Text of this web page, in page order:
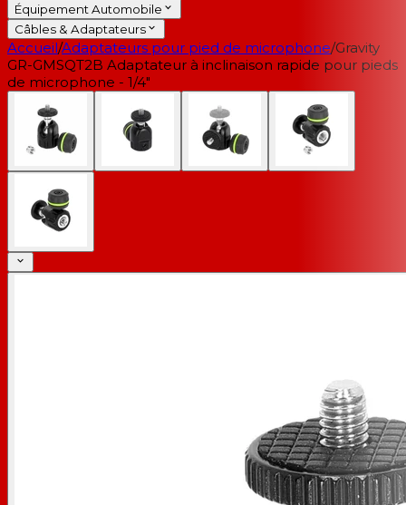
Équipement Automobile
Câbles & Adaptateurs
Accueil/Adaptateurs pour pied de microphone/Gravity
GR-GMSQT2B Adaptateur à inclinaison rapide pour pieds
de microphone - 1/4"